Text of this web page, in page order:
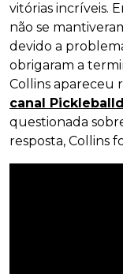
vitórias incríveis.
não se
devido a
obrigaram a
Collins apareceu
canal
questionada
resposta, Collins